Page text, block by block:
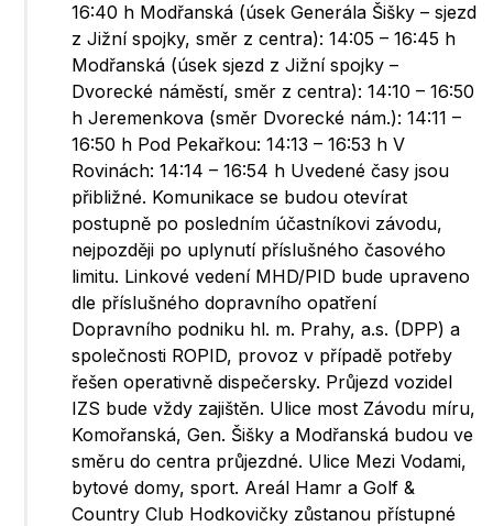
16:40 h Modřanská (úsek Generála Šišky – sjezd
z Jižní spojky, směr z centra): 14:05 – 16:45 h
Modřanská (úsek sjezd z Jižní spojky –
Dvorecké náměstí, směr z centra): 14:10 – 16:50
h Jeremenkova (směr Dvorecké nám.): 14:11 –
16:50 h Pod Pekařkou: 14:13 – 16:53 h V
Rovinách: 14:14 – 16:54 h Uvedené časy jsou
přibližné. Komunikace se budou otevírat
postupně po posledním účastníkovi závodu,
nejpozději po uplynutí příslušného časového
limitu. Linkové vedení MHD/PID bude upraveno
dle příslušného dopravního opatření
Dopravního podniku hl. m. Prahy, a.s. (DPP) a
společnosti ROPID, provoz v případě potřeby
řešen operativně dispečersky. Průjezd vozidel
IZS bude vždy zajištěn. Ulice most Závodu míru,
Komořanská, Gen. Šišky a Modřanská budou ve
směru do centra průjezdné. Ulice Mezi Vodami,
bytové domy, sport. Areál Hamr a Golf &
Country Club Hodkovičky zůstanou přístupné